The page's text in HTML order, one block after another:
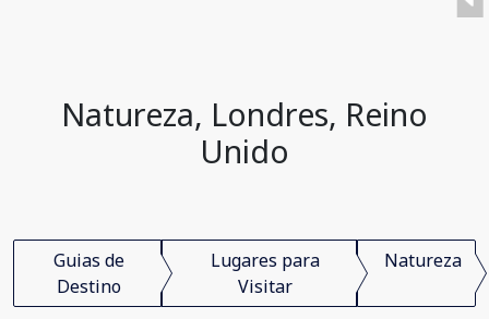
Natureza, Londres, Reino
Unido
Guias de
Destino
Lugares para
Visitar
Natureza